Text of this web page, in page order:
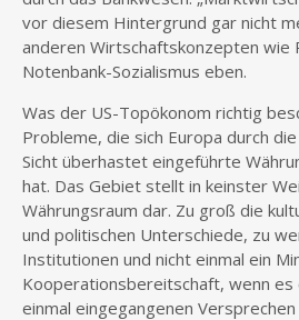
vor diesem Hintergrund gar nicht
anderen Wirtschaftskonzepten wie
Notenbank-Sozialismus eben.
Was der US-Topökonom richtig
Probleme, die sich Europa durch
Sicht überhastet eingeführte
hat. Das Gebiet stellt in keinster
Währungsraum dar. Zu groß die
und politischen Unterschiede, zu
Institutionen und nicht einmal ein
Kooperationsbereitschaft, wenn
einmal eingegangenen